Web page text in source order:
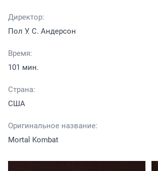
Директор:
Пол У. С. Андерсон
Время:
101 мин.
Страна:
США
Оригинальное название:
Mortal Kombat